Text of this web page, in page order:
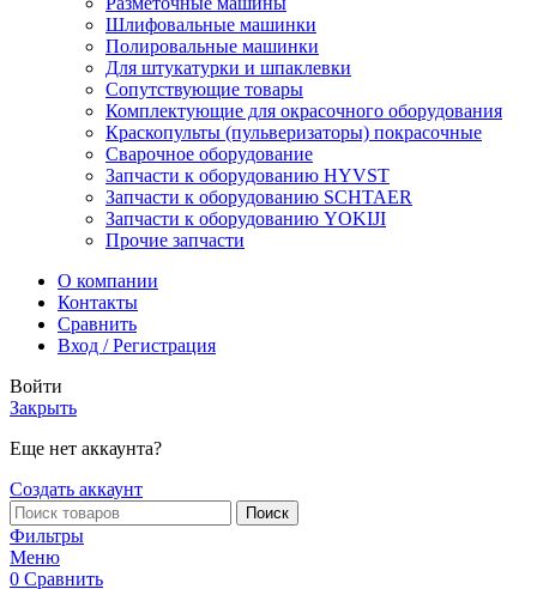
Шлифовальные машинки
Полировальные машинки
Для штукатурки и шпаклевки
Сопутствующие товары
Комплектующие для окрасочного оборудования
Краскопульты (пульверизаторы) покрасочные
Сварочное оборудование
Запчасти к оборудованию HYVST
Запчасти к оборудованию SCHTAER
Запчасти к оборудованию YOKIJI
Прочие запчасти
О компании
Контакты
Сравнить
Вход / Регистрация
Войти
Закрыть
Еще нет аккаунта?
Создать аккаунт
Поиск
Фильтры
Меню
0 Сравнить